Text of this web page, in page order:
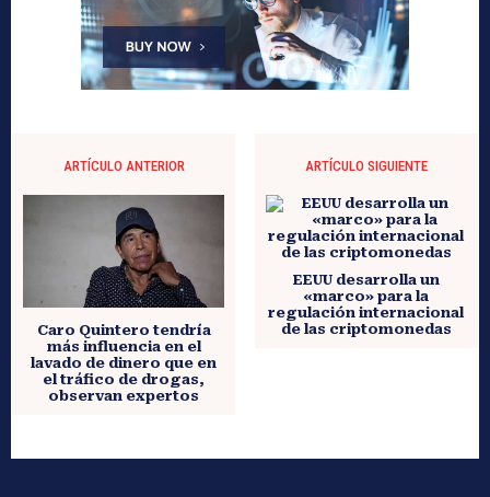
ARTÍCULO ANTERIOR
Caro Quintero tendría
más influencia en el
lavado de dinero que en
el tráfico de drogas,
observan expertos
ARTÍCULO SIGUIENTE
EEUU desarrolla un
«marco» para la
regulación internacional
de las criptomonedas